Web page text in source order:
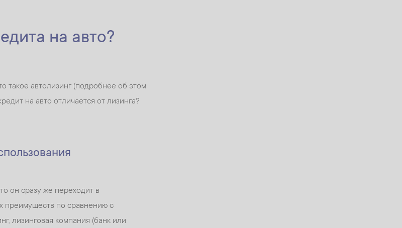
на авто?
такое автолизинг (подробнее об этом
на авто отличается от лизинга?
он сразу же переходит в
преимуществ по сравнению с
лизинговая компания (банк или